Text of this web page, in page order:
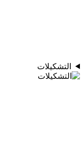
التشكيلات